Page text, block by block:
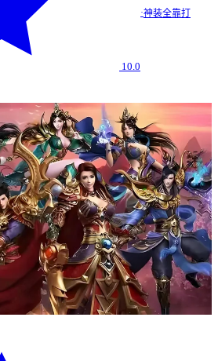
10.0
·神装全靠打